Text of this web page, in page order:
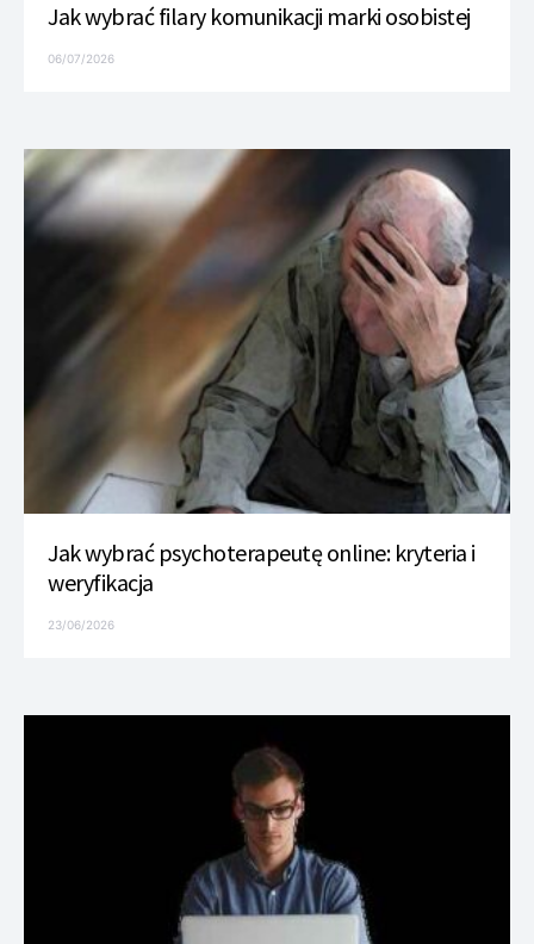
Jak wybrać filary komunikacji marki osobistej
06/07/2026
Jak wybrać psychoterapeutę online: kryteria i
weryfikacja
23/06/2026